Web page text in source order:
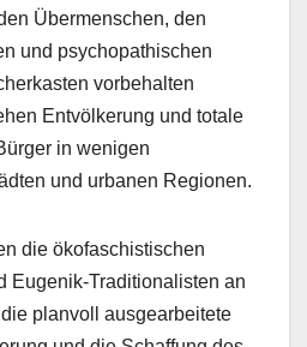
Übermenschen, den
und psychopathischen
vorbehalten
Entvölkerung und totale
in wenigen
und urbanen Regionen.
die ökofaschistischen
Eugenik-Traditionalisten an
planvoll ausgearbeitete